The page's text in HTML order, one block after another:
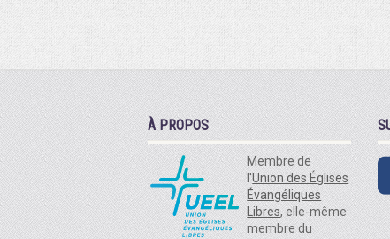
À PROPOS
Membre de
l'Union des Églises
Évangéliques
Libres, elle-même
membre du